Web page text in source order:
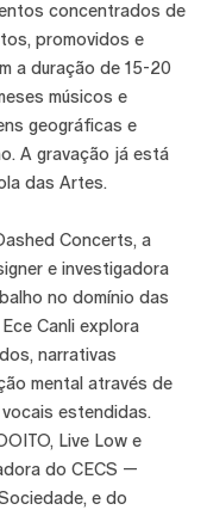
concentrados de
promovidos e
a duração de 15-20
músicos e
geográficas e
A gravação já está
das Artes.
Concerts, a
e investigadora
no domínio das
Canli explora
narrativas
mental através de
estendidas.
Live Low e
do CECS —
e do